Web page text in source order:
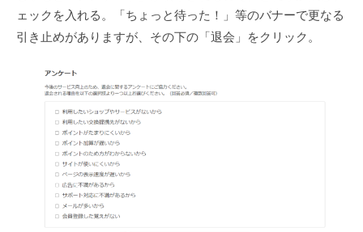
ェックを入れる。「ちょっと待った！」等のバナーで更なる
引き止めがありますが、その下の「退会」をクリック。